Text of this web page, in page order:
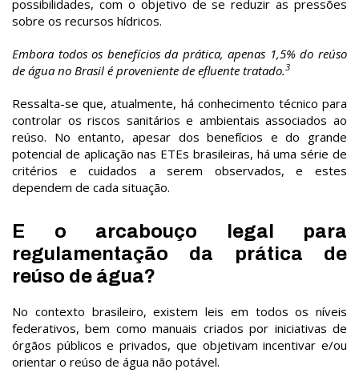
possibilidades, com o objetivo de se reduzir as pressões
sobre os recursos hídricos.
Embora todos os benefícios da prática, apenas 1,5% do reúso
de água no Brasil é proveniente de efluente tratado.3
Ressalta-se que, atualmente, há conhecimento técnico para
controlar os riscos sanitários e ambientais associados ao
reúso. No entanto, apesar dos benefícios e do grande
potencial de aplicação nas ETEs brasileiras, há uma série de
critérios e cuidados a serem observados, e estes
dependem de cada situação.
E o arcabouço legal para
regulamentação da prática de
reúso de água?
No contexto brasileiro, existem leis em todos os níveis
federativos, bem como manuais criados por iniciativas de
órgãos públicos e privados, que objetivam incentivar e/ou
orientar o reúso de água não potável.